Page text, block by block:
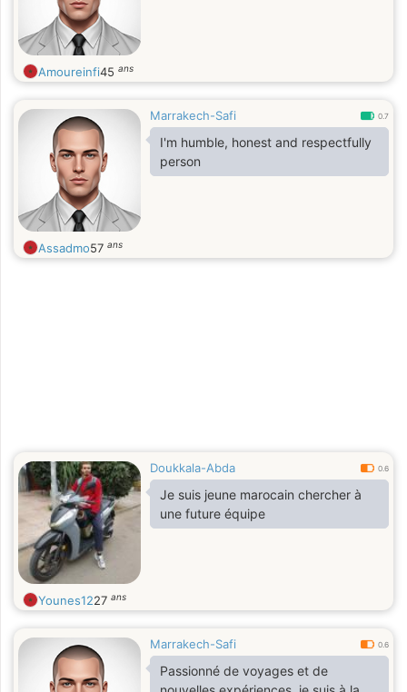
Amoureinfi45 ans
Marrakech-Safi 0.7
I'm humble, honest and respectfully
person
Assadmo57 ans
Doukkala-Abda 0.6
Je suis jeune marocain chercher à
une future équipe
Younes1227 ans
Marrakech-Safi 0.6
Passionné de voyages et de